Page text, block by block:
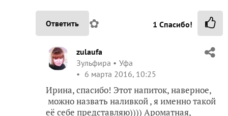
Ответить ✿ 1 Спасибо!
zulaufa
Зульфира
Уфа
6 марта 2016, 10:25
Ирина, спасибо! Этот напиток, наверное,
можно назвать наливкой , я именно такой
её себе представляю)))) Ароматная,